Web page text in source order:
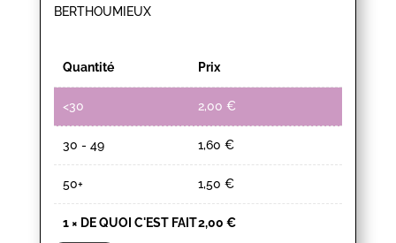
BERTHOUMIEUX
Quantité Prix
<30 2,00 €
30 - 49 1,60 €
50+ 1,50 €
1× DE QUOI C'EST FAIT2,00 €